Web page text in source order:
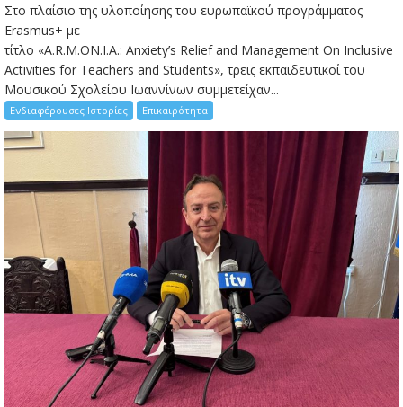
Στο πλαίσιο της υλοποίησης του ευρωπαϊκού προγράμματος
Erasmus+ με
τίτλο «A.R.M.ON.I.A.: Anxiety’s Relief and Management On Inclusive
Activities for Teachers and Students», τρεις εκπαιδευτικοί του
Μουσικού Σχολείου Ιωαννίνων συμμετείχαν...
Ενδιαφέρουσες Ιστορίες Επικαιρότητα